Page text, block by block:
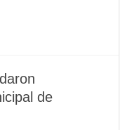
de